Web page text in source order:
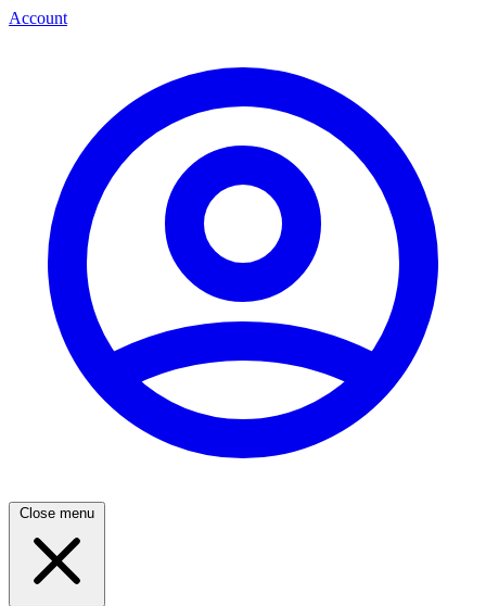
Account
Close menu